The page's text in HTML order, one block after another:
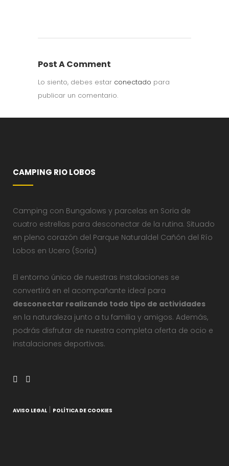
Post A Comment
Lo siento, debes estar conectado para
publicar un comentario.
CAMPING RIO LOBOS
Camping con Bungalows y parcelas en Soria de
cuatro estrellas para desconectar de la rutina. Situado
en pleno corazón del Parque Naturaldel Cañón del Río
Lobos en Ucero (Soria)
El entorno único de nuestras instalaciones se
convertirá en el acompañante ideal para
desconectar realizando todo tipo de actividades
en la naturaleza junto a tu familia y amigos. Además,
podrás disfrutar de nuestra completa oferta de ocio e
instalaciones deportivas.
AVISO LEGAL POLÍTICA DE COOKIES